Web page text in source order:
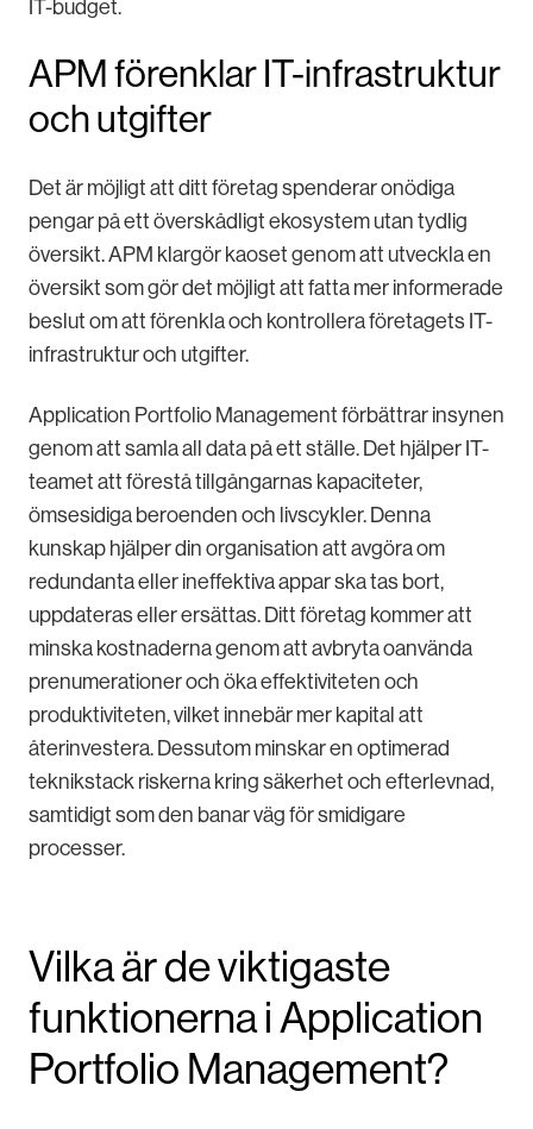
IT-budget.
APM förenklar IT-infrastruktur
och utgifter
Det är möjligt att ditt företag spenderar onödiga
pengar på ett överskådligt ekosystem utan tydlig
översikt. APM klargör kaoset genom att utveckla en
översikt som gör det möjligt att fatta mer informerade
beslut om att förenkla och kontrollera företagets IT-
infrastruktur och utgifter.
Application Portfolio Management förbättrar insynen
genom att samla all data på ett ställe. Det hjälper IT-
teamet att förestå tillgångarnas kapaciteter,
ömsesidiga beroenden och livscykler. Denna
kunskap hjälper din organisation att avgöra om
redundanta eller ineffektiva appar ska tas bort,
uppdateras eller ersättas. Ditt företag kommer att
minska kostnaderna genom att avbryta oanvända
prenumerationer och öka effektiviteten och
produktiviteten, vilket innebär mer kapital att
återinvestera. Dessutom minskar en optimerad
teknikstack riskerna kring säkerhet och efterlevnad,
samtidigt som den banar väg för smidigare
processer.
Vilka är de viktigaste
funktionerna i Application
Portfolio Management?